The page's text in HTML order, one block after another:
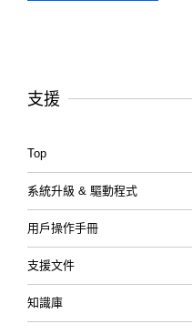
支援
Top
系統升級 & 驅動程式
用戶操作手冊
支援文件
知識庫